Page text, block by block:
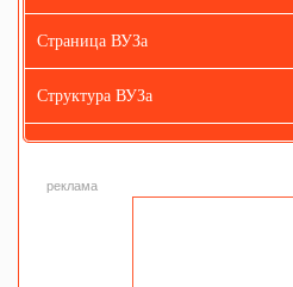
Страница ВУЗа
Структура ВУЗа
реклама